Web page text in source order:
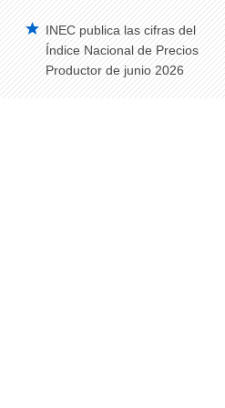
INEC publica las cifras del
Índice Nacional de Precios
Productor de junio 2026